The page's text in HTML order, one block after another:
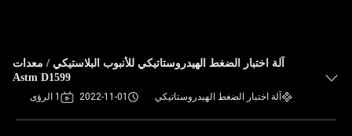
آلة اختبار الضغط الهيدروستاتيكي للأنبوب البلاستيكي / معدات
Astm D1599
آلة اختبار الضغط الهيدروستاتيكي 2022-11-01 1 الرؤى